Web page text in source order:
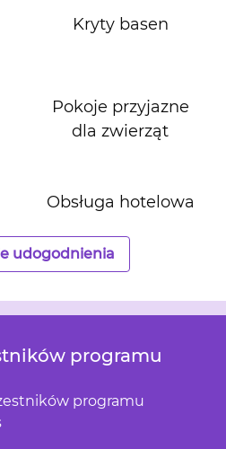
Kryty basen
Pokoje przyjazne
dla zwierząt
Obsługa hotelowa
udogodnienia
programu
programu